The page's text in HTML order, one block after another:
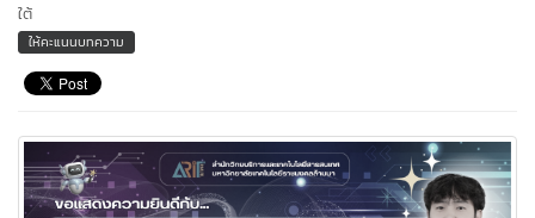
ใต้
ให้คะแนนบทความ